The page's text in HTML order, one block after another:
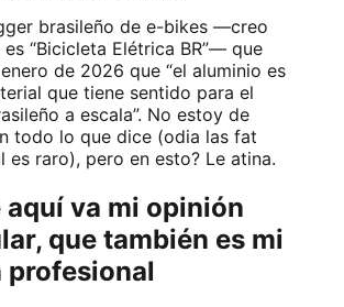
brasileño de e-bikes —creo
“Bicicleta Elétrica BR”— que
de 2026 que “el aluminio es
que tiene sentido para el
a escala”. No estoy de
todo lo que dice (odia las fat
es raro), pero en esto? Le atina.
aquí va mi opinión
que también es mi
profesional